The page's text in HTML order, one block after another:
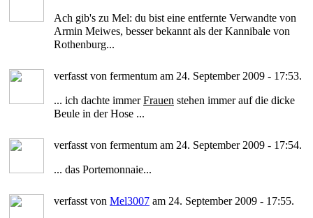
Ach gib's zu Mel: du bist eine entfernte Verwandte von
Armin Meiwes, besser bekannt als der Kannibale von
Rothenburg...
verfasst von fermentum am 24. September 2009 - 17:53.
... ich dachte immerFrauen stehen immer auf die dicke
Beule in der Hose ...
verfasst von fermentum am 24. September 2009 - 17:54.
... das Portemonnaie...
verfasst von Mel3007 am 24. September 2009 - 17:55.